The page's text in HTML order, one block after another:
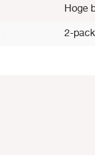
Hoge
2-pack